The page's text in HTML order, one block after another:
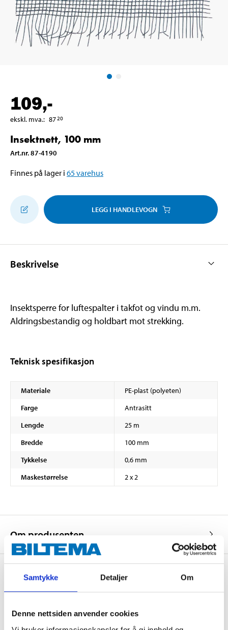
Samtykke Detaljer Om
Denne nettsiden anvender cookies
109,-
ekskl. mva.: 8720
Insektnett, 100 mm
Art.nr.87-4190
Finnes på lager i 65varehus
LEGG I HANDLEVOGN
Beskrivelse
Insektsperre for luftespalter i takfot og vindu m.m.
Aldringsbestandig og holdbart mot strekking.
Teknisk spesifikasjon
Materiale
PE-plast (polyeten)
Farge
Antrasitt
Lengde
25 m
Bredde
100 mm
Tykkelse
0,6 mm
Maskestørrelse
2 x 2
Om produsenten
Kjøp & Hent
Kjøp & Hent i ditt varehus.